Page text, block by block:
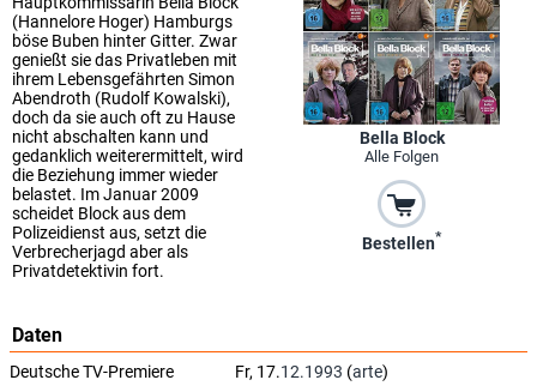
Bella Block
Alle Folgen
Bestellen*
(Hannelore Hoger) Hamburgs
böse Buben hinter Gitter. Zwar
genießt sie das Privatleben mit
ihrem Lebensgefährten Simon
Abendroth (Rudolf Kowalski),
doch da sie auch oft zu Hause
nicht abschalten kann und
gedanklich weiterermittelt, wird
die Beziehung immer wieder
belastet. Im Januar 2009
scheidet Block aus dem
Polizeidienst aus, setzt die
Verbrecherjagd aber als
Privatdetektivin fort.
Daten
Deutsche TV-Premiere Fr, 17.12.1993 (arte)